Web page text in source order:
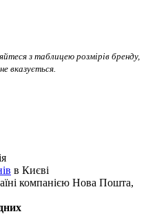
з таблицею розмірів бренду,
вказується.
в Києві
компанією Нова Пошта,